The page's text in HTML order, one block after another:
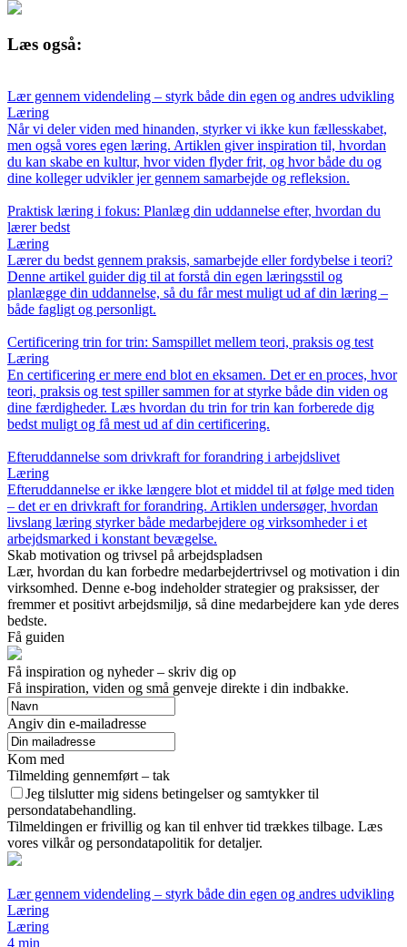
Læs også:
Lær gennem videndeling – styrk både din egen og andres udvikling
Læring
Når vi deler viden med hinanden, styrker vi ikke kun fællesskabet,
men også vores egen læring. Artiklen giver inspiration til, hvordan
du kan skabe en kultur, hvor viden flyder frit, og hvor både du og
dine kolleger udvikler jer gennem samarbejde og refleksion.
Praktisk læring i fokus: Planlæg din uddannelse efter, hvordan du
lærer bedst
Læring
Lærer du bedst gennem praksis, samarbejde eller fordybelse i teori?
Denne artikel guider dig til at forstå din egen læringsstil og
planlægge din uddannelse, så du får mest muligt ud af din læring –
både fagligt og personligt.
Certificering trin for trin: Samspillet mellem teori, praksis og test
Læring
En certificering er mere end blot en eksamen. Det er en proces, hvor
teori, praksis og test spiller sammen for at styrke både din viden og
dine færdigheder. Læs hvordan du trin for trin kan forberede dig
bedst muligt og få mest ud af din certificering.
Efteruddannelse som drivkraft for forandring i arbejdslivet
Læring
Efteruddannelse er ikke længere blot et middel til at følge med tiden
– det er en drivkraft for forandring. Artiklen undersøger, hvordan
livslang læring styrker både medarbejdere og virksomheder i et
arbejdsmarked i konstant bevægelse.
Skab motivation og trivsel på arbejdspladsen
Lær, hvordan du kan forbedre medarbejdertrivsel og motivation i din
virksomhed. Denne e-bog indeholder strategier og praksisser, der
fremmer et positivt arbejdsmiljø, så dine medarbejdere kan yde deres
bedste.
Få guiden
Få inspiration og nyheder – skriv dig op
Få inspiration, viden og små genveje direkte i din indbakke.
Angiv din e-mailadresse
Kom med
Tilmelding gennemført – tak
Jeg tilslutter mig sidens betingelser og samtykker til
persondatabehandling.
Tilmeldingen er frivillig og kan til enhver tid trækkes tilbage. Læs
vores vilkår og persondatapolitik for detaljer.
Lær gennem videndeling – styrk både din egen og andres udvikling
Læring
Læring
4 min